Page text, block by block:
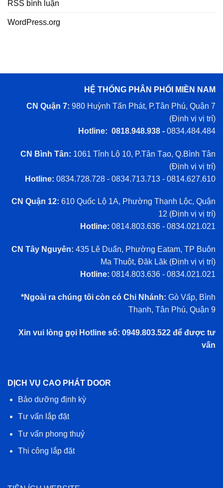
RSS bình luận
WordPress.org
HỆ THỐNG PHÂN PHỐI MIỀN NAM
CN Quận 7: 980 Huỳnh Tấn Phát, P.Tân Phú, Quận 7
(Định vị vị trí)
Hotline: 0818.948.938 - 0834.484.484
CN Bình Tân: 1061 Tỉnh Lộ 10, P.Tân Tạo, Q.Bình Tân
(Định vị vị trí)
Hotline: 0834.728.728 - 0834.713.713 - 0814.627.610
CN Quận 12: 610 Quốc Lộ 1A, Phường Thạnh Lộc, Quận
12 (Định vị vị trí)
Hotline: 0814.803.636 - 0834.021.021
CN Tây Nguyên: 435 Lê Duẩn, Phường Eatam, TP Buôn
Ma Thuột, Đăk Lăk (Định vị vị trí)
Hotline: 0814.803.636 - 0834.021.021
*Ngoài ra chúng tôi còn có Chi Nhánh: Gò Vấp, Bình
Thạnh, Tân Phú, Quận 9
Xin vui lòng gọi Hotline số: 0949.803.522 để được tư
vấn
DỊCH VỤ CAO PHÁT DOOR
Bảo dưỡng định kỳ
Tư vấn lắp đặt
Tư vấn phong thuỷ
Thi công lắp đặt